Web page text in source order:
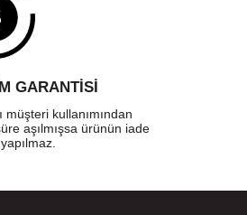
GARANTİSİ
kullanımından
aşılmışsa ürünün iade